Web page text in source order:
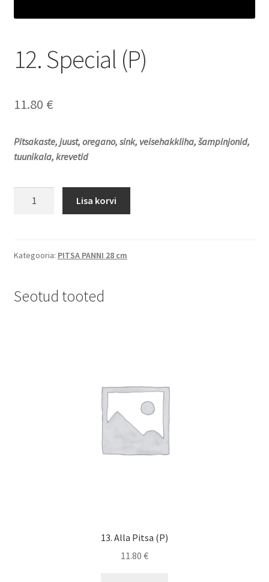
12. Special (P)
11.80 €
Pitsakaste, juust, oregano, sink, veisehakkliha, šampinjonid,
tuunikala, krevetid
Lisa korvi
Kategooria: PITSA PANNI 28 cm
Seotud tooted
13. Alla Pitsa (P)
11.80 €